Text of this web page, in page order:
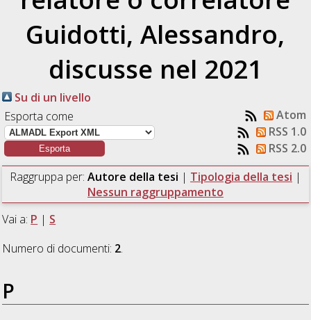
Guidotti, Alessandro,
discusse nel 2021
Su di un livello
Esporta come
Atom
RSS 1.0
RSS 2.0
Raggruppa per: Autore della tesi | Tipologia della tesi |
Nessun raggruppamento
Vai a: P | S
Numero di documenti: 2.
P